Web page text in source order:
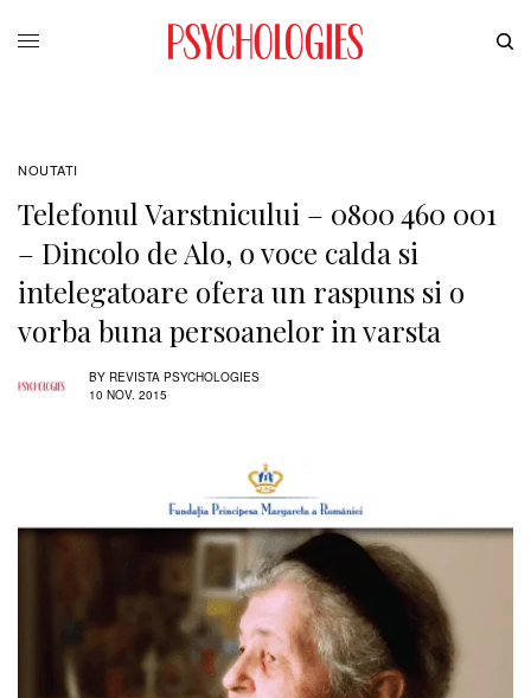
NOUTATI
Telefonul Varstnicului – 0800 460 001
– Dincolo de Alo, o voce calda si
intelegatoare ofera un raspuns si o
vorba buna persoanelor in varsta
BY REVISTA PSYCHOLOGIES
10 NOV. 2015